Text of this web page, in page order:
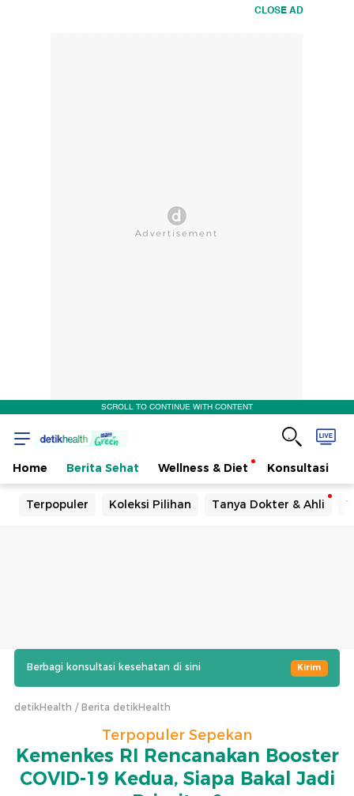
CLOSE AD
SCROLL TO CONTINUE WITH CONTENT
Home Berita Sehat Wellness & Diet Konsultasi
Terpopuler Koleksi Pilihan Tanya Dokter & Ahli
Berbagi konsultasi kesehatan di sini Kirim
detikHealth Berita detikHealth
Terpopuler Sepekan
Kemenkes RI Rencanakan Booster
COVID-19 Kedua, Siapa Bakal Jadi